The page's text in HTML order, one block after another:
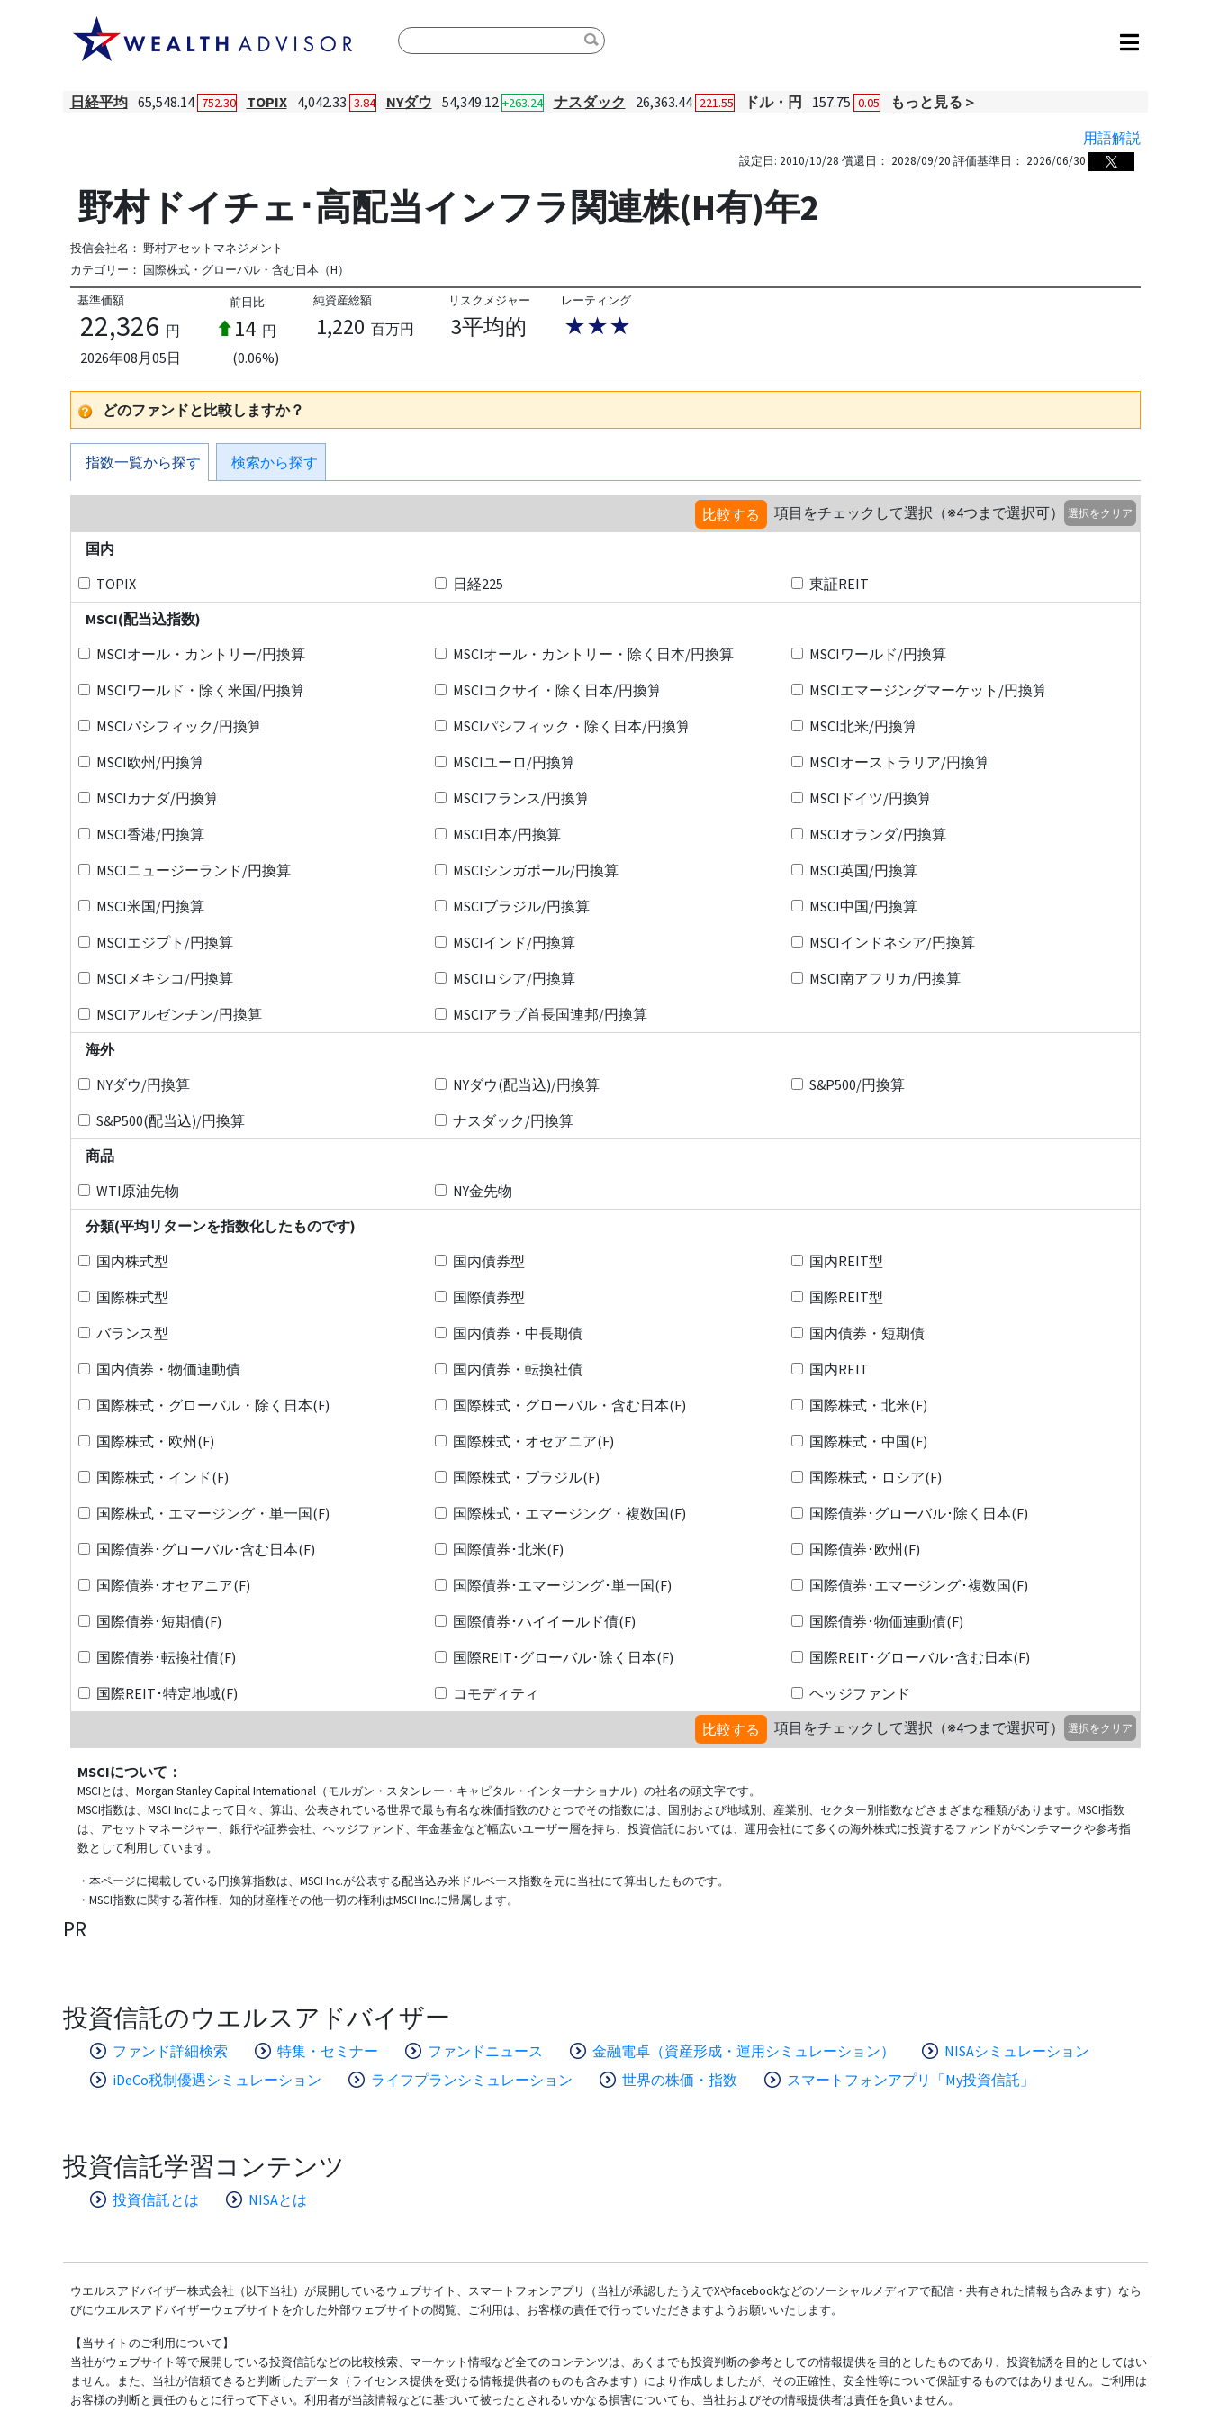
日経平均 65,548.14 -752.30 TOPIX 4,042.33 -3.84 NYダウ 54,349.12 +263.24 ナスダック 26,363.44 -221.55 ドル・円 157.75 -0.05
もっと見る＞
用語解説
設定日: 2010/10/28 償還日： 2028/09/20 評価基準日： 2026/06/30
野村ドイチェ･高配当インフラ関連株(H有)年2
投信会社名： 野村アセットマネジメント
カテゴリー： 国際株式・グローバル・含む日本（H）
基準価額
22,326 円
2026年08月05日
前日比
14 円
(0.06%)
純資産総額
1,220 百万円
リスクメジャー
3平均的
レーティング
★★★
どのファンドと比較しますか？
指数一覧から探す 検索から探す
比較する 項目をチェックして選択（※4つまで選択可） 選択をクリア
国内
TOPIX
日経225
東証REIT
MSCI(配当込指数)
MSCIオール・カントリー/円換算
MSCIオール・カントリー・除く日本/円換算
MSCIワールド/円換算
MSCIワールド・除く米国/円換算
MSCIコクサイ・除く日本/円換算
MSCIエマージングマーケット/円換算
MSCIパシフィック/円換算
MSCIパシフィック・除く日本/円換算
MSCI北米/円換算
MSCI欧州/円換算
MSCIユーロ/円換算
MSCIオーストラリア/円換算
MSCIカナダ/円換算
MSCIフランス/円換算
MSCIドイツ/円換算
MSCI香港/円換算
MSCI日本/円換算
MSCIオランダ/円換算
MSCIニュージーランド/円換算
MSCIシンガポール/円換算
MSCI英国/円換算
MSCI米国/円換算
MSCIブラジル/円換算
MSCI中国/円換算
MSCIエジプト/円換算
MSCIインド/円換算
MSCIインドネシア/円換算
MSCIメキシコ/円換算
MSCIロシア/円換算
MSCI南アフリカ/円換算
MSCIアルゼンチン/円換算
MSCIアラブ首長国連邦/円換算
海外
NYダウ/円換算
NYダウ(配当込)/円換算
S&P500/円換算
S&P500(配当込)/円換算
ナスダック/円換算
商品
WTI原油先物
NY金先物
分類(平均リターンを指数化したものです)
国内株式型
国内債券型
国内REIT型
国際株式型
国際債券型
国際REIT型
バランス型
国内債券・中長期債
国内債券・短期債
国内債券・物価連動債
国内債券・転換社債
国内REIT
国際株式・グローバル・除く日本(F)
国際株式・グローバル・含む日本(F)
国際株式・北米(F)
国際株式・欧州(F)
国際株式・オセアニア(F)
国際株式・中国(F)
国際株式・インド(F)
国際株式・ブラジル(F)
国際株式・ロシア(F)
国際株式・エマージング・単一国(F)
国際株式・エマージング・複数国(F)
国際債券･グローバル･除く日本(F)
国際債券･グローバル･含む日本(F)
国際債券･北米(F)
国際債券･欧州(F)
国際債券･オセアニア(F)
国際債券･エマージング･単一国(F)
国際債券･エマージング･複数国(F)
国際債券･短期債(F)
国際債券･ハイイールド債(F)
国際債券･物価連動債(F)
国際債券･転換社債(F)
国際REIT･グローバル･除く日本(F)
国際REIT･グローバル･含む日本(F)
国際REIT･特定地域(F)
コモディティ
ヘッジファンド
比較する
項目をチェックして選択（※4つまで選択可） 選択をクリア
MSCIについて：
MSCIとは、Morgan Stanley Capital International（モルガン・スタンレー・キャピタル・インターナショナル）の社名の頭文字です。
MSCI指数は、MSCI Incによって日々、算出、公表されている世界で最も有名な株価指数のひとつでその指数には、国別および地域別、産業別、セクター別指数などさまざまな種類があります。MSCI指数
は、アセットマネージャー、銀行や証券会社、ヘッジファンド、年金基金など幅広いユーザー層を持ち、投資信託においては、運用会社にて多くの海外株式に投資するファンドがベンチマークや参考指
数として利用しています。
・本ページに掲載している円換算指数は、MSCI Inc.が公表する配当込み米ドルベース指数を元に当社にて算出したものです。
・MSCI指数に関する著作権、知的財産権その他一切の権利はMSCI Inc.に帰属します。
PR
投資信託のウエルスアドバイザー
ファンド詳細検索 特集・セミナー ファンドニュース 金融電卓（資産形成・運用シミュレーション）
NISAシミュレーション
iDeCo税制優遇シミュレーション
ライフプランシミュレーション 世界の株価・指数 スマートフォンアプリ「My投資信託」
投資信託学習コンテンツ
投資信託とは NISAとは
ウエルスアドバイザー株式会社（以下当社）が展開しているウェブサイト、スマートフォンアプリ（当社が承認したうえでXやfacebookなどのソーシャルメディアで配信・共有された情報も含みます）なら
びにウエルスアドバイザーウェブサイトを介した外部ウェブサイトの閲覧、ご利用は、お客様の責任で行っていただきますようお願いいたします。
【当サイトのご利用について】
当社がウェブサイト等で展開している投資信託などの比較検索、マーケット情報など全てのコンテンツは、あくまでも投資判断の参考としての情報提供を目的としたものであり、投資勧誘を目的としてはい
ません。また、当社が信頼できると判断したデータ（ライセンス提供を受ける情報提供者のものも含みます）により作成しましたが、その正確性、安全性等について保証するものではありません。ご利用は
お客様の判断と責任のもとに行って下さい。利用者が当該情報などに基づいて被ったとされるいかなる損害についても、当社およびその情報提供者は責任を負いません。